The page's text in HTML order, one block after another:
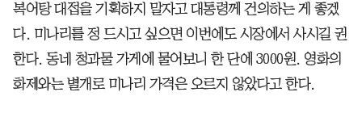
복어탕 대접을 기획하지 말자고 대통령께 건의하는 게 좋겠
다. 미나리를 정 드시고 싶으면 이번에도 시장에서 사시길 권
한다. 동네 청과물 가게에 물어보니 한 단에 3000원. 영화의
화제와는 별개로 미나리 가격은 오르지 않았다고 한다.